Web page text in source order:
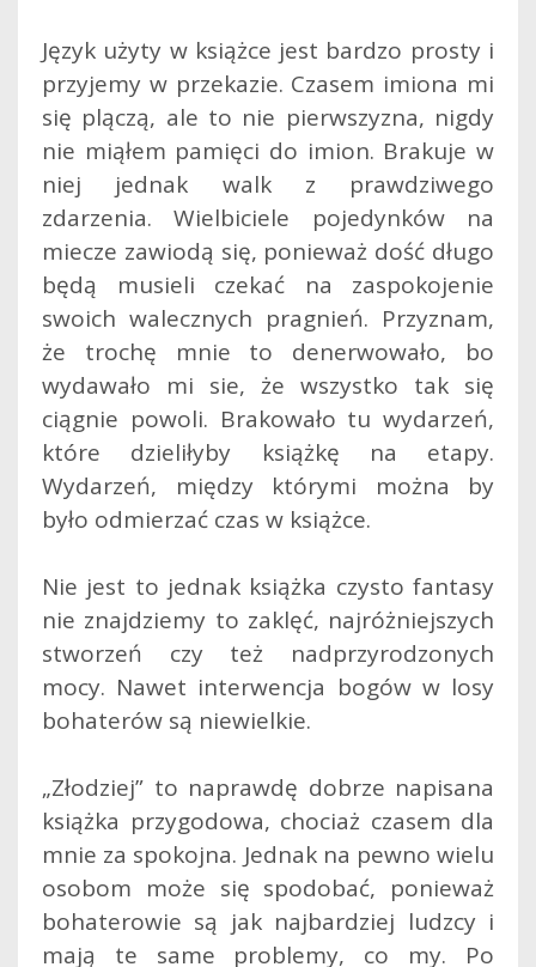
Język użyty w książce jest bardzo prosty i
przyjemy w przekazie. Czasem imiona mi
się plączą, ale to nie pierwszyzna, nigdy
nie miąłem pamięci do imion. Brakuje w
niej jednak walk z prawdziwego
zdarzenia. Wielbiciele pojedynków na
miecze zawiodą się, ponieważ dość długo
będą musieli czekać na zaspokojenie
swoich walecznych pragnień. Przyznam,
że trochę mnie to denerwowało, bo
wydawało mi sie, że wszystko tak się
ciągnie powoli. Brakowało tu wydarzeń,
które dzieliłyby książkę na etapy.
Wydarzeń, między którymi można by
było odmierzać czas w książce.
Nie jest to jednak książka czysto fantasy
nie znajdziemy to zaklęć, najróżniejszych
stworzeń czy też nadprzyrodzonych
mocy. Nawet interwencja bogów w losy
bohaterów są niewielkie.
„Złodziej” to naprawdę dobrze napisana
książka przygodowa, chociaż czasem dla
mnie za spokojna. Jednak na pewno wielu
osobom może się spodobać, ponieważ
bohaterowie są jak najbardziej ludzcy i
mają te same problemy, co my. Po